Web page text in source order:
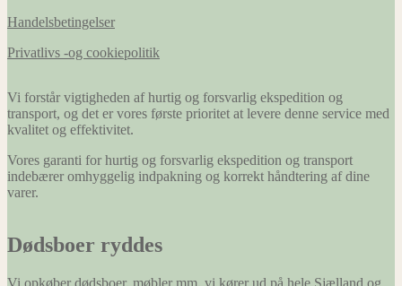
Handelsbetingelser
Privatlivs -og cookiepolitik
Vi forstår vigtigheden af hurtig og forsvarlig ekspedition og
transport, og det er vores første prioritet at levere denne service med
kvalitet og effektivitet.
Vores garanti for hurtig og forsvarlig ekspedition og transport
indebærer omhyggelig indpakning og korrekt håndtering af dine
varer.
Dødsboer ryddes
Vi opkøber dødsboer, møbler mm. vi kører ud på hele Sjælland og